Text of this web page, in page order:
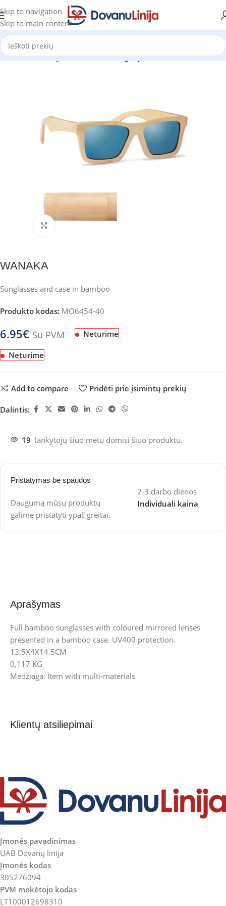
Skip to navigation
Skip to main content
Pradžia Katalogas Prekes be kategorijos
WANAKA
Sunglasses and case in bamboo
Produkto kodas: MO6454-40
6.95€ Su PVM Neturime
Neturime
Add to compare Pridėti prie įsimintų prekių
Dalintis:
19 lankytojų šiuo metu domisi šiuo produktu.
Pristatymas be spaudos
Daugumą mūsų produktų
galime pristatyti ypač greitai.
2-3 darbo dienos
Individuali kaina
Aprašymas
Full bamboo sunglasses with coloured mirrored lenses
presented in a bamboo case. UV400 protection.
13.5X4X14.5CM
0,117 KG
Medžiaga: Item with multi-materials
Klientų atsiliepimai
Įmonės pavadinimas
UAB Dovanų linija
Įmonės kodas
305276094
PVM mokėtojo kodas
LT100012698310